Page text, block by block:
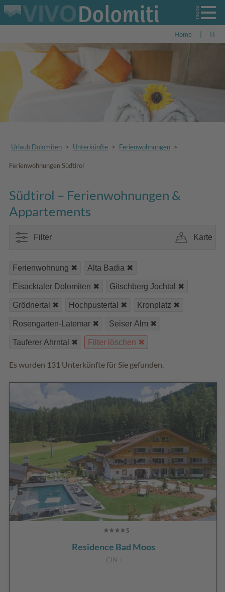
Home IT
Urlaub Dolomiten > Unterkünfte > Ferienwohnungen >
Ferienwohnungen Südtirol
Südtirol – Ferienwohnungen &
Appartements
Filter Karte
Ferienwohnung Alta Badia
Eisacktaler Dolomiten Gitschberg Jochtal
Grödnertal Hochpustertal Kronplatz
Rosengarten-Latemar Seiser Alm
Tauferer Ahrntal Filter löschen
Es wurden 131 Unterkünfte für Sie gefunden.
Residence Bad Moos
CIN +